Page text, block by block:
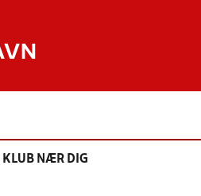
KLUB NÆR DIG